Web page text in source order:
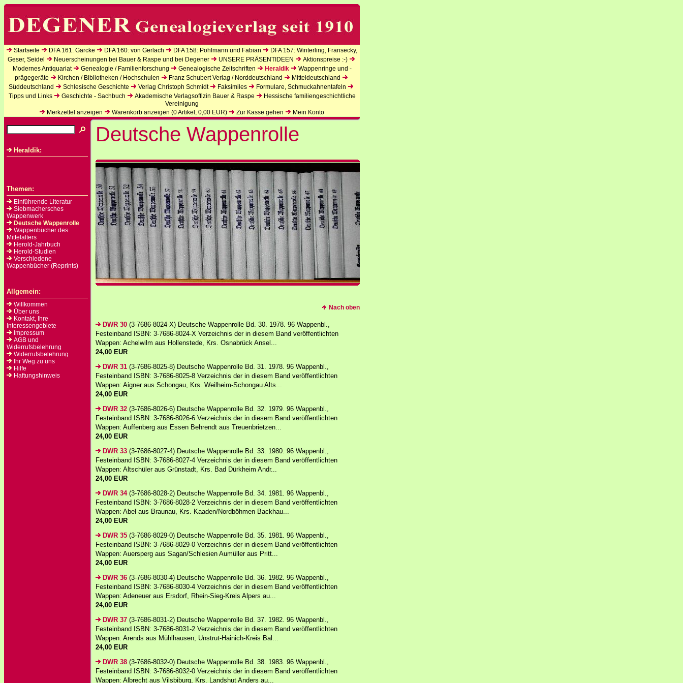
Startseite DFA 161: Garcke DFA 160: von Gerlach DFA 158: Pohlmann und Fabian
DFA 157: Winterling, Fransecky,
Geser, Seidel
Neuerscheinungen bei Bauer & Raspe und bei Degener UNSERE PRÄSENTIDEEN
Aktionspreise :-)
Modernes Antiquariat
Genealogie / Familienforschung Genealogische Zeitschriften Heraldik
Wappenringe und -
prägegeräte
Kirchen / Bibliotheken / Hochschulen Franz Schubert Verlag / Norddeutschland
Mitteldeutschland
Süddeutschland
Schlesische Geschichte Verlag Christoph Schmidt Faksimiles
Formulare, Schmuckahnentafeln
Tipps und Links
Geschichte - Sachbuch Akademische Verlagsoffizin Bauer & Raspe
Hessische familiengeschichtliche
Vereinigung
Merkzettel anzeigen
Warenkorb anzeigen (0Artikel, 0,00 EUR) Zur Kasse gehen Mein Konto
Heraldik:
Themen:
Einführende Literatur
Siebmachersches
Wappenwerk
Deutsche Wappenrolle
Wappenbücher des
Mittelalters
Herold-Jahrbuch
Herold-Studien
Verschiedene
Wappenbücher (Reprints)
Allgemein:
Willkommen
Über uns
Kontakt, Ihre
Interessengebiete
Impressum
AGB und
Widerrufsbelehrung
Widerrufsbelehrung
Ihr Weg zu uns
Hilfe
Haftungshinweis
Deutsche Wappenrolle
Nach oben
DWR 30 (3-7686-8024-X) Deutsche Wappenrolle Bd. 30. 1978. 96 Wappenbl.,
Festeinband ISBN: 3-7686-8024-X Verzeichnis der in diesem Band veröffentlichten
Wappen: Achelwilm aus Hollenstede, Krs. Osnabrück Ansel...
24,00 EUR
DWR 31 (3-7686-8025-8) Deutsche Wappenrolle Bd. 31. 1978. 96 Wappenbl.,
Festeinband ISBN: 3-7686-8025-8 Verzeichnis der in diesem Band veröffentlichten
Wappen: Aigner aus Schongau, Krs. Weilheim-Schongau Alts...
24,00 EUR
DWR 32 (3-7686-8026-6) Deutsche Wappenrolle Bd. 32. 1979. 96 Wappenbl.,
Festeinband ISBN: 3-7686-8026-6 Verzeichnis der in diesem Band veröffentlichten
Wappen: Auffenberg aus Essen Behrendt aus Treuenbrietzen...
24,00 EUR
DWR 33 (3-7686-8027-4) Deutsche Wappenrolle Bd. 33. 1980. 96 Wappenbl.,
Festeinband ISBN: 3-7686-8027-4 Verzeichnis der in diesem Band veröffentlichten
Wappen: Altschüler aus Grünstadt, Krs. Bad Dürkheim Andr...
24,00 EUR
DWR 34(3-7686-8028-2) Deutsche Wappenrolle Bd. 34. 1981. 96 Wappenbl.,
Festeinband ISBN: 3-7686-8028-2 Verzeichnis der in diesem Band veröffentlichten
Wappen: Abel aus Braunau, Krs. Kaaden/Nordböhmen Backhau...
24,00 EUR
DWR 35 (3-7686-8029-0) Deutsche Wappenrolle Bd. 35. 1981. 96 Wappenbl.,
Festeinband ISBN: 3-7686-8029-0 Verzeichnis der in diesem Band veröffentlichten
Wappen: Auersperg aus Sagan/Schlesien Aumüller aus Pritt...
24,00 EUR
DWR 36 (3-7686-8030-4) Deutsche Wappenrolle Bd. 36. 1982. 96 Wappenbl.,
Festeinband ISBN: 3-7686-8030-4 Verzeichnis der in diesem Band veröffentlichten
Wappen: Adeneuer aus Ersdorf, Rhein-Sieg-Kreis Alpers au...
24,00 EUR
DWR 37 (3-7686-8031-2) Deutsche Wappenrolle Bd. 37. 1982. 96 Wappenbl.,
Festeinband ISBN: 3-7686-8031-2 Verzeichnis der in diesem Band veröffentlichten
Wappen: Arends aus Mühlhausen, Unstrut-Hainich-Kreis Bal...
24,00 EUR
DWR 38 (3-7686-8032-0) Deutsche Wappenrolle Bd. 38. 1983. 96 Wappenbl.,
Festeinband ISBN: 3-7686-8032-0 Verzeichnis der in diesem Band veröffentlichten
Wappen: Albrecht aus Vilsbiburg, Krs. Landshut Anders au...